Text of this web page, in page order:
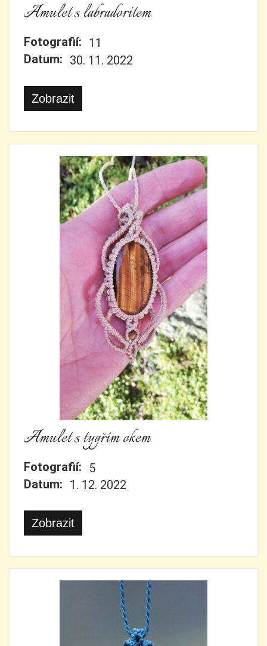
Amulet s labradoritem
Fotografií: 11
Datum: 30. 11. 2022
Zobrazit
Amulet s tygřím okem
Fotografií:
5
Datum: 1. 12. 2022
Zobrazit